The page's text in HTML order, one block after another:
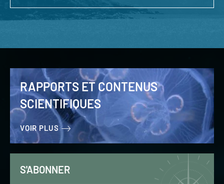
RAPPORTS ET CONTENUS
SCIENTIFIQUES
VOIR PLUS
S'ABONNER